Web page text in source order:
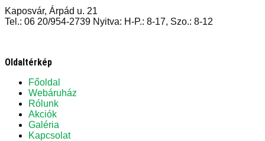
Kaposvár, Árpád u. 21
Tel.: 06 20/954-2739 Nyitva: H-P.: 8-17, Szo.: 8-12
Oldaltérkép
Főoldal
Webáruház
Rólunk
Akciók
Galéria
Kapcsolat